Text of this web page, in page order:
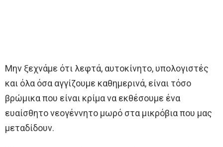
Μην ξεχνάμε ότι λεφτά, αυτοκίνητο, υπολογιστές
και όλα όσα αγγίζουμε καθημερινά, είναι τόσο
βρώμικα που είναι κρίμα να εκθέσουμε ένα
ευαίσθητο νεογέννητο μωρό στα μικρόβια που μας
μεταδίδουν.